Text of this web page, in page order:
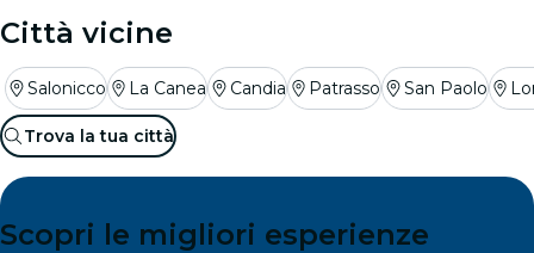
Città vicine
Salonicco La Canea Candia Patrasso San Paolo
Trova la tua città
Scopri le migliori esperienze